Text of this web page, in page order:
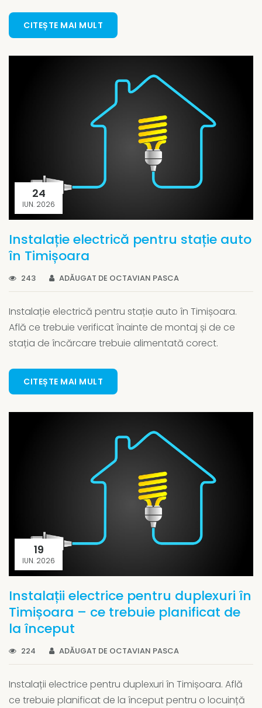
CITEȘTE MAI MULT
24
IUN. 2026
Instalație electrică pentru stație auto
în Timișoara
243 ADĂUGAT DE OCTAVIAN PASCA
Instalație electrică pentru stație auto în Timișoara.
Află ce trebuie verificat înainte de montaj și de ce
stația de încărcare trebuie alimentată corect.
CITEȘTE MAI MULT
19
IUN. 2026
Instalații electrice pentru duplexuri în
Timișoara – ce trebuie planificat de
la început
224 ADĂUGAT DE OCTAVIAN PASCA
Instalații electrice pentru duplexuri în Timișoara. Află
ce trebuie planificat de la început pentru o locuință